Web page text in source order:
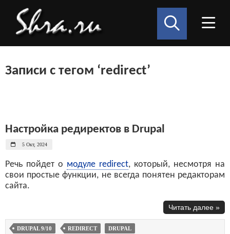
Записи с тегом ‘redirect’
Настройка редиректов в Drupal
5 Окт, 2024
Речь пойдет о модуле redirect, который, несмотря на
свои простые функции, не всегда понятен редакторам
сайта.
Читать далее »
DRUPAL 9/10 REDIRECT DRUPAL